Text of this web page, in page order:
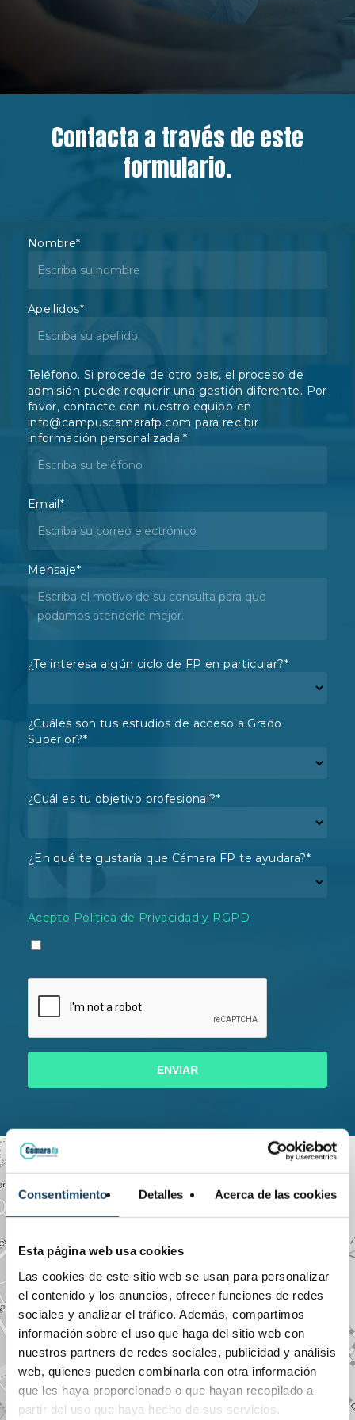
Consentimiento Detalles Acerca de las cookies
Esta página web usa cookies
Las cookies de este sitio web se usan para personalizar
el contenido y los anuncios, ofrecer funciones de redes
sociales y analizar el tráfico. Además, compartimos
información sobre el uso que haga del sitio web con
nuestros partners de redes sociales, publicidad y análisis
web, quienes pueden combinarla con otra información
que les haya proporcionado o que hayan recopilado a
partir del uso que haya hecho de sus servicios.
+
−
Contacta a través de este
formulario.
Nombre*
Apellidos*
Teléfono. Si procede de otro país, el proceso de
admisión puede requerir una gestión diferente. Por
favor, contacte con nuestro equipo en
info@campuscamarafp.com para recibir
información personalizada.*
Email*
Mensaje*
¿Te interesa algún ciclo de FP en particular?*
¿Cuáles son tus estudios de acceso a Grado
Superior?*
¿Cuál es tu objetivo profesional?*
¿En qué te gustaría que Cámara FP te ayudara?*
Acepto Política de Privacidad y RGPD
ENVIAR